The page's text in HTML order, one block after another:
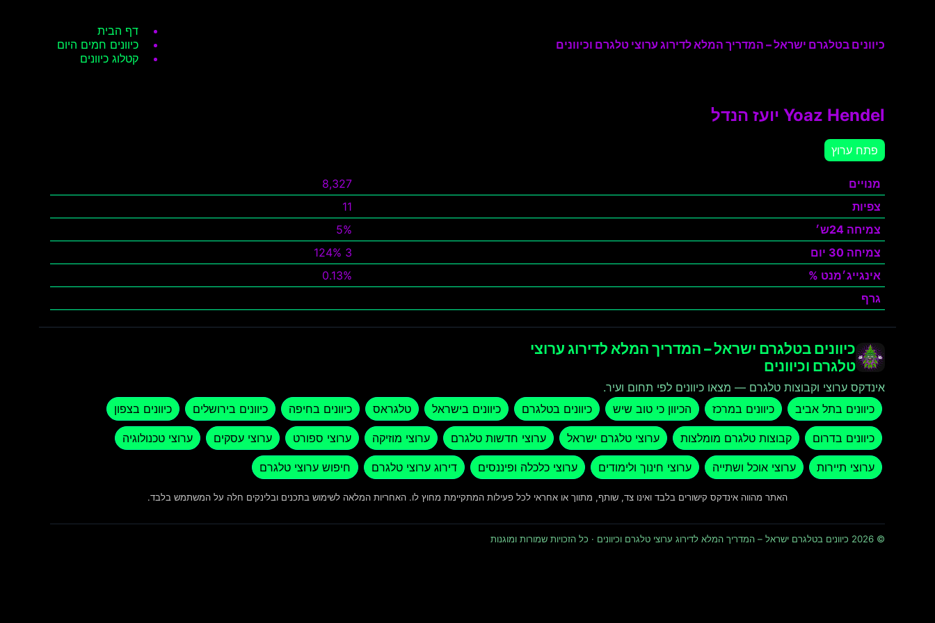
כיוונים בטלגרם ישראל – המדריך המלא לדירוג ערוצי טלגרם וכיוונים
דף הבית
כיוונים חמים היום
קטלוג כיוונים
Yoaz Hendel יועז הנדל
פתח ערוץ
מנויים
8,327
צפיות
11
צמיחה 24ש׳
5%
צמיחה 30 יום
3 124%
אינגייג׳מנט %
0.13%
גרף
כיוונים בטלגרם ישראל – המדריך המלא לדירוג ערוצי
טלגרם וכיוונים
אינדקס ערוצי וקבוצות טלגרם — מצאו כיוונים לפי תחום ועיר.
כיוונים בתל אביב
כיוונים במרכז הכיוון כי טוב שיש כיוונים בטלגרם כיוונים בישראל טלגראס כיוונים בחיפה כיוונים בירושלים כיוונים בצפון
כיוונים בדרום קבוצות טלגרם מומלצות ערוצי טלגרם ישראל ערוצי חדשות טלגרם ערוצי מוזיקה ערוצי ספורט ערוצי עסקים ערוצי טכנולוגיה
ערוצי תיירות ערוצי אוכל ושתייה ערוצי חינוך ולימודים ערוצי כלכלה ופיננסים דירוג ערוצי טלגרם חיפוש ערוצי טלגרם
האתר מהווה אינדקס קישורים בלבד ואינו צד, שותף, מתווך או אחראי לכל פעילות המתקיימת מחוץ לו. האחריות המלאה לשימוש בתכנים ובלינקים חלה על המשתמש בלבד.
© 2026 כיוונים בטלגרם ישראל – המדריך המלא לדירוג ערוצי טלגרם וכיוונים · כל הזכויות שמורות ומוגנות